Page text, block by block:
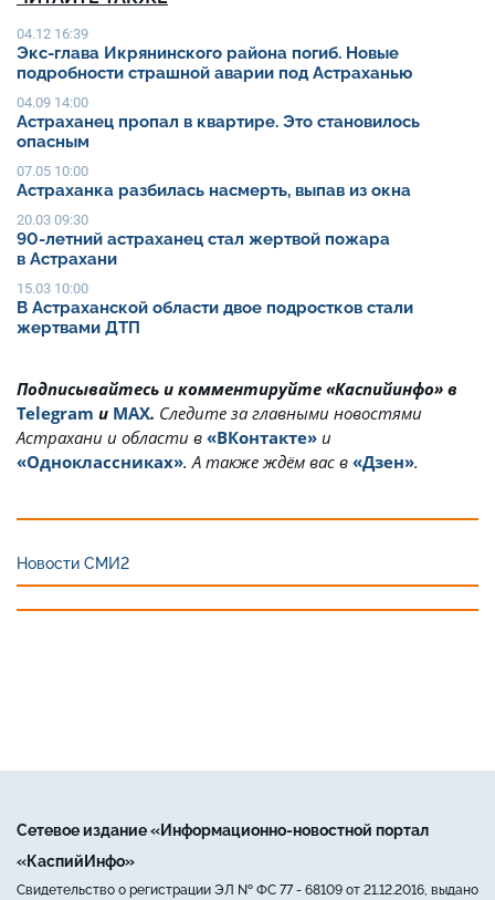
04.12 16:39
Экс-глава Икрянинского района погиб. Новые
подробности страшной аварии под Астраханью
04.09 14:00
Астраханец пропал в квартире. Это становилось
опасным
07.05 10:00
Астраханка разбилась насмерть, выпав из окна
20.03 09:30
90-летний астраханец стал жертвой пожара
в Астрахани
15.03 10:00
В Астраханской области двое подростков стали
жертвами ДТП
Подписывайтесь и комментируйте «Каспийинфо» в
Telegram и MAX. Cледите за главными новостями
Астрахани и области в «ВКонтакте» и
«Одноклассниках». А также ждём вас в «Дзен».
Новости СМИ2
Сетевое издание «Информационно-новостной портал
«КаспийИнфо»
Свидетельство о регистрации ЭЛ № ФС 77 - 68109 от 21.12.2016, выдано